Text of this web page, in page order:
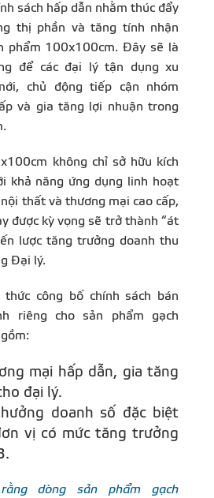
sách hấp dẫn nhằm thúc đẩy
thị phần và tăng tính nhận
phẩm 100x100cm. Đây sẽ là
để các đại lý tận dụng xu
chủ động tiếp cận nhóm
và gia tăng lợi nhuận trong
không chỉ sở hữu kích
khả năng ứng dụng linh hoạt
thất và thương mại cao cấp,
được kỳ vọng sẽ trở thành “át
lược tăng trưởng doanh thu
Đại lý.
công bố chính sách bán
riêng cho sản phẩm gạch
mại hấp dẫn, gia tăng
đại lý.
doanh số đặc biệt
vị có mức tăng trưởng
dòng sản phẩm gạch